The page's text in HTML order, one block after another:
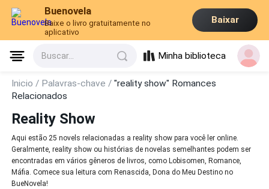
Buenovela
Baixe o livro gratuitamente no
aplicativo
Baixar
Buscar... Minha biblioteca
Inicio / Palavras-chave /"reality show" Romances
Relacionados
Reality Show
Aqui estão 25 novels relacionadas a reality show para você ler online.
Geralmente, reality show ou histórias de novelas semelhantes podem ser
encontradas em vários gêneros de livros, como Lobisomen, Romance,
Máfia. Comece sua leitura com Renascida, Dona do Meu Destino no
BueNovela!